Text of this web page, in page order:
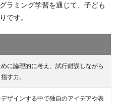
ラミング学習を通じて、子ども
です。
に論理的に考え、試行錯誤しながら
す力。
ザインする中で独自のアイデアや表